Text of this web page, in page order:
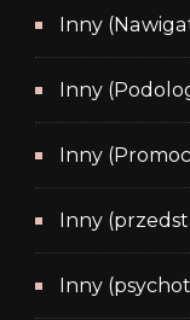
Inny
Inny
Inny
Inny
Inny